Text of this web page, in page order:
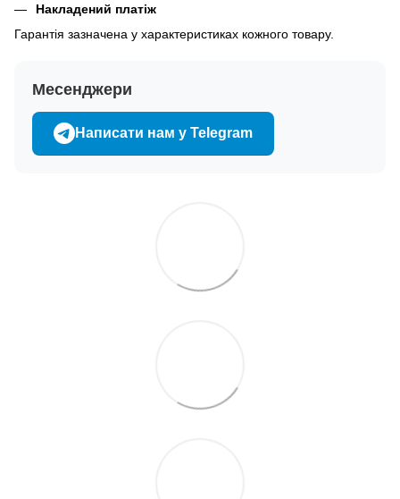
Накладений платіж
Гарантія зазначена у характеристиках кожного товару.
Месенджери
Написати нам у Telegram